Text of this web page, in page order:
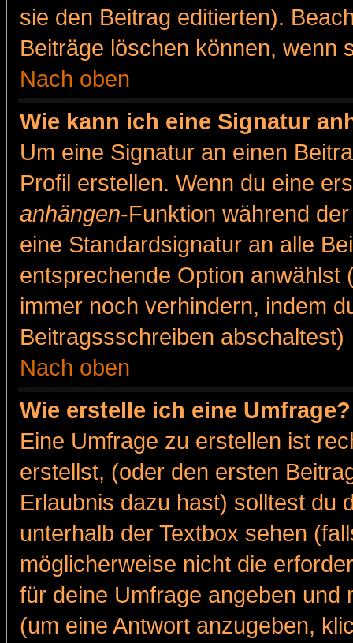
sie den Beitrag editierten).
Beiträge löschen können, wenn
Nach oben
Wie kann ich eine Signatur
Um eine Signatur an einen
Profil erstellen. Wenn du eine
anhängen-Funktion während
eine Standardsignatur an alle
entsprechende Option anwählst
immer noch verhindern, indem
Beitragssschreiben abschaltest)
Nach oben
Wie erstelle ich eine Umfrage?
Eine Umfrage zu erstellen ist
erstellst, (oder den ersten
Erlaubnis dazu hast) solltest du
unterhalb der Textbox sehen
möglicherweise nicht die
für deine Umfrage angeben und
(um eine Antwort anzugeben,